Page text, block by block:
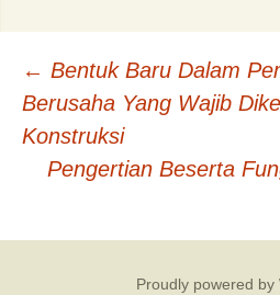
Post
navigation
← Bentuk Baru Dalam
Berusaha Yang Wajib
Konstruksi
Pengertian Beserta
Proudly powered by